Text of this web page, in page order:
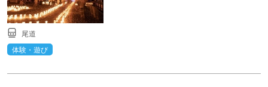
尾道
体験・遊び